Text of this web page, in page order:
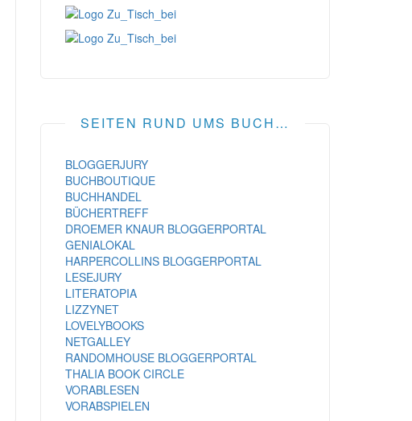
SEITEN RUND UMS BUCH…
BLOGGERJURY
BUCHBOUTIQUE
BUCHHANDEL
BÜCHERTREFF
DROEMER KNAUR BLOGGERPORTAL
GENIALOKAL
HARPERCOLLINS BLOGGERPORTAL
LESEJURY
LITERATOPIA
LIZZYNET
LOVELYBOOKS
NETGALLEY
RANDOMHOUSE BLOGGERPORTAL
THALIA BOOK CIRCLE
VORABLESEN
VORABSPIELEN